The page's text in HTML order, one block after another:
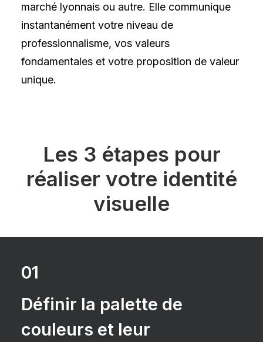
marché lyonnais ou autre. Elle communique
instantanément votre niveau de
professionnalisme, vos valeurs
fondamentales et votre proposition de valeur
unique.
Les 3 étapes pour
réaliser votre identité
visuelle
01
Définir la palette de
couleurs et leur